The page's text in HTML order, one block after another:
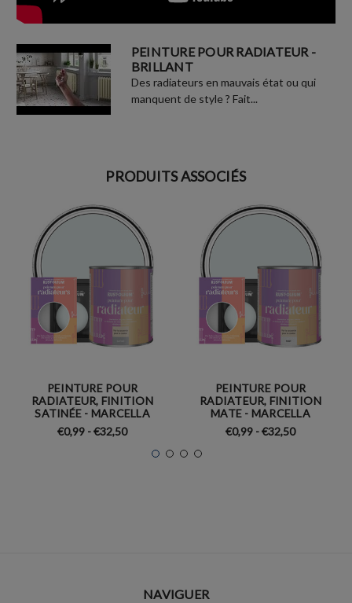
PEINTURE POUR RADIATEUR -
BRILLANT
Des radiateurs en mauvais état ou qui
manquent de style ? Fait...
PRODUITS ASSOCIÉS
PEINTURE POUR
RADIATEUR, FINITION
SATINÉE - MARCELLA
€0,99 - €32,50
PEINTURE POUR
RADIATEUR, FINITION
MATE - MARCELLA
€0,99 - €32,50
NAVIGUER